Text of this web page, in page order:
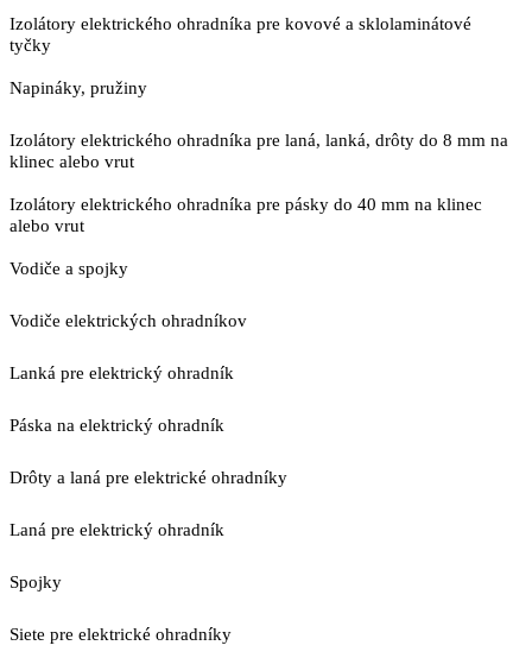
Izolátory elektrického ohradníka pre kovové a sklolaminátové
tyčky
Napináky, pružiny
Izolátory elektrického ohradníka pre laná, lanká, drôty do 8 mm na
klinec alebo vrut
Izolátory elektrického ohradníka pre pásky do 40 mm na klinec
alebo vrut
Vodiče a spojky
Vodiče elektrických ohradníkov
Lanká pre elektrický ohradník
Páska na elektrický ohradník
Drôty a laná pre elektrické ohradníky
Laná pre elektrický ohradník
Spojky
Siete pre elektrické ohradníky